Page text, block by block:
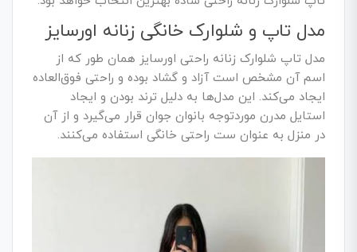
مدل تاپ و شلوارک خانگی زنانه اورسایز
مدل تاپ شلوارک زنانه راحتی اورسایز همان طور که از
اسم آن مشخص است آزاد و گشاد بوده و راحتی فوق‌العاده
ایجاد می‌کند. این مدل‌ها به دلیل ترند بودن و ایجاد
استایل مدرن موردتوجه بانوان جوان قرار می‌گیرد و از آن
در منزل به عنوان ست راحتی خانگی استفاده می‌کنند.